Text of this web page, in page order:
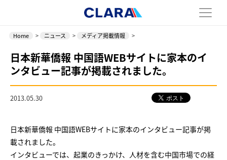
Home > ニュース > メディア掲載情報 >
日本新華僑報 中国語WEBサイトに家本のイ
ンタビュー記事が掲載されました。
2013.05.30
日本新華僑報 中国語WEBサイトに家本のインタビュー記事が掲
載されました。
インタビューでは、起業のきっかけ、人材を含む中国市場での経